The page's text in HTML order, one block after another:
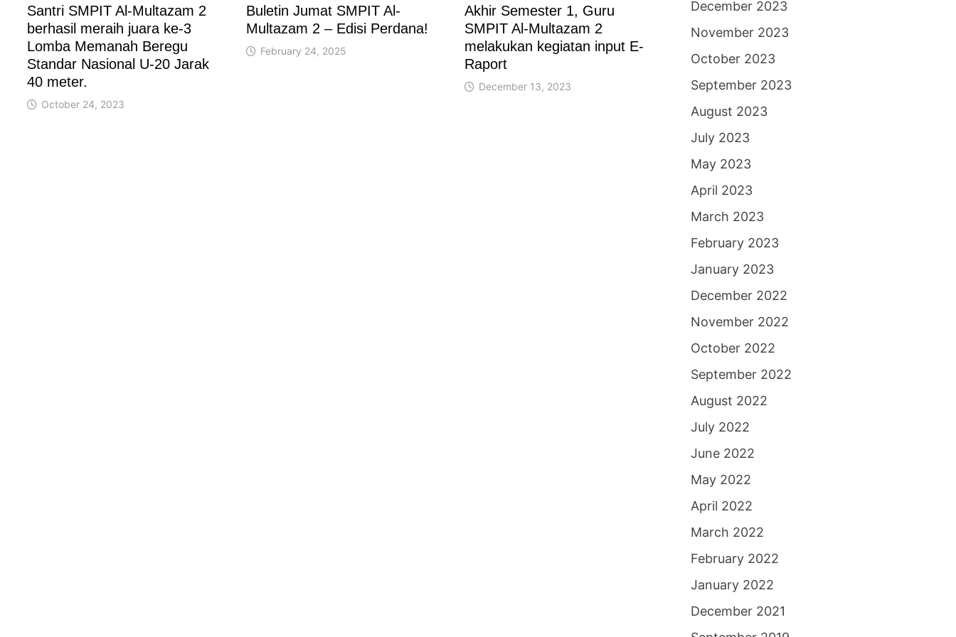
Santri SMPIT Al-Multazam 2
berhasil meraih juara ke-3
Lomba Memanah Beregu
Standar Nasional U-20 Jarak
40 meter.
October 24, 2023
Buletin Jumat SMPIT Al-
Multazam 2 – Edisi Perdana!
February 24, 2025
Akhir Semester 1, Guru
SMPIT Al-Multazam 2
melakukan kegiatan input E-
Raport
December 13, 2023
December 2023
November 2023
October 2023
September 2023
August 2023
July 2023
May 2023
April 2023
March 2023
February 2023
January 2023
December 2022
November 2022
October 2022
September 2022
August 2022
July 2022
June 2022
May 2022
April 2022
March 2022
February 2022
January 2022
December 2021